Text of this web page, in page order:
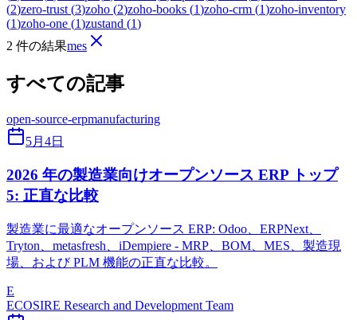
(2)zero-trust (3)zoho (2)zoho-books (1)zoho-crm (1)zoho-inventory
(1)zoho-one (1)zustand (1)
2 件の結果mes
すべての記事
open-source-erpmanufacturing
5月4日
2026 年の製造業向けオープンソース ERP トップ
5: 正直な比較
製造業に最適なオープンソース ERP: Odoo、ERPNext、
Tryton、metasfresh、iDempiere - MRP、BOM、MES、製造現
場、および PLM 機能の正直な比較。
E
ECOSIRE Research and Development Team